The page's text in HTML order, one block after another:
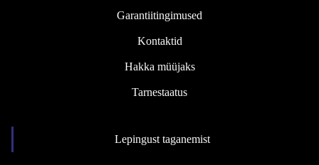
Garantiitingimused
Kontaktid
Hakka müüjaks
Tarnestaatus
Lepingust taganemist